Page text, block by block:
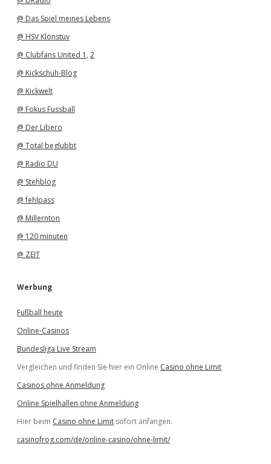
@ Das Spiel meines Lebens
@ HSV Klönstuv
@ Clubfans United 1 , 2
@ Kickschuh-Blog
@ Kickwelt
@ Fokus Fussball
@ Der Libero
@ Total beglubbt
@ Radio DU
@ Stehblog
@ fehlpass
@ Millernton
@ 120 minuten
@ ZEIT
Werbung
Fußball heute
Online-Casinos
Bundesliga Live Stream
Vergleichen und finden Sie hier ein Online Casino ohne Limit
Casinos ohne Anmeldung
Online Spielhallen ohne Anmeldung
Hier beim Casino ohne Limit sofort anfangen.
casinofrog.com/de/online-casino/ohne-limit/